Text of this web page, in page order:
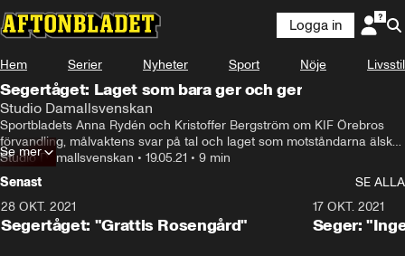
Logga in
Hem Serier Nyheter Sport Nöje Livsstil
Segertåget: Laget som bara ger och ger
Studio Damallsvenskan
Sportbladets Anna Rydén och Kristoffer Bergström om KIF Örebros
förvandling, målvaktens svar på tal och laget som motståndarna älskar
att möta
Studio Damallsvenskan • 19.05.21 • 9 min
Se mer
Senast
SE ALLA
28 OKT. 2021
Segertåget: "Grattis Rosengård"
17 OKT. 2021
Seger: